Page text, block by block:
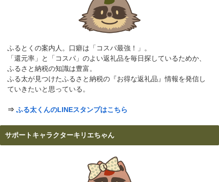
ふるとくの案内人。口癖は「コスパ最強！」。
「還元率」と「コスパ」のよい返礼品を毎日探しているためか、
ふるさと納税の知識は豊富。
ふる太が見つけたふるさと納税の『お得な返礼品』情報を発信し
ていきたいと思っている。
⇒ ふる太くんのLINEスタンプはこちら
サポートキャラクターキリエちゃん